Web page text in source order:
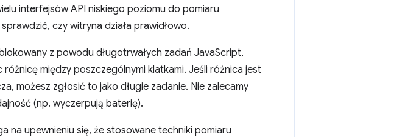
interfejsów API niskiego poziomu do pomiaru
czy witryna działa prawidłowo.
z powodu długotrwałych zadań JavaScript,
różnicę między poszczególnymi klatkami. Jeśli różnica jest
możesz zgłosić to jako długie zadanie. Nie zalecamy
(np. wyczerpują baterię).
na upewnieniu się, że stosowane techniki pomiaru